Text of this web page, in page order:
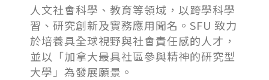
人文社會科學、教育等領域，以跨學科學
習、研究創新及實務應用聞名。SFU 致力
於培養具全球視野與社會責任感的人才，
並以「加拿大最具社區參與精神的研究型
大學」為發展願景。